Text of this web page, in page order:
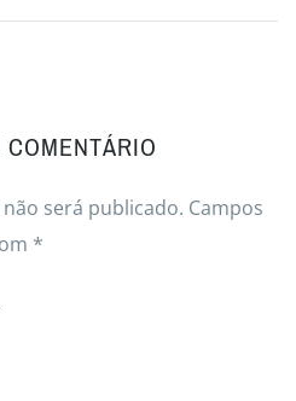
será publicado. Campos
*